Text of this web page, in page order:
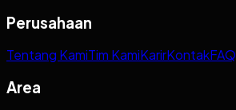
Perusahaan
Tentang KamiTim KamiKarirKontakFAQ
Area